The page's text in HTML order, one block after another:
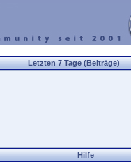
Letzten 7 Tage (Beiträge)
Hilfe